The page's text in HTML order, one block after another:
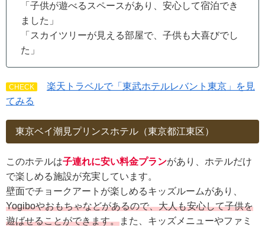
「子供が遊べるスペースがあり、安心して宿泊でき
ました」
「スカイツリーが見える部屋で、子供も大喜びでし
た」
CHECK
楽天トラベルで「東武ホテルレバント東京」を⾒
てみる
東京ベイ潮見プリンスホテル（東京都江東区）
このホテルは子連れに安い料金プランがあり、ホテルだけ
で楽しめる施設が充実しています。
壁面でチョークアートが楽しめるキッズルームがあり、
Yogiboやおもちゃなどがあるので、大人も安心して子供を
遊ばせることができます。また、キッズメニューやファミ